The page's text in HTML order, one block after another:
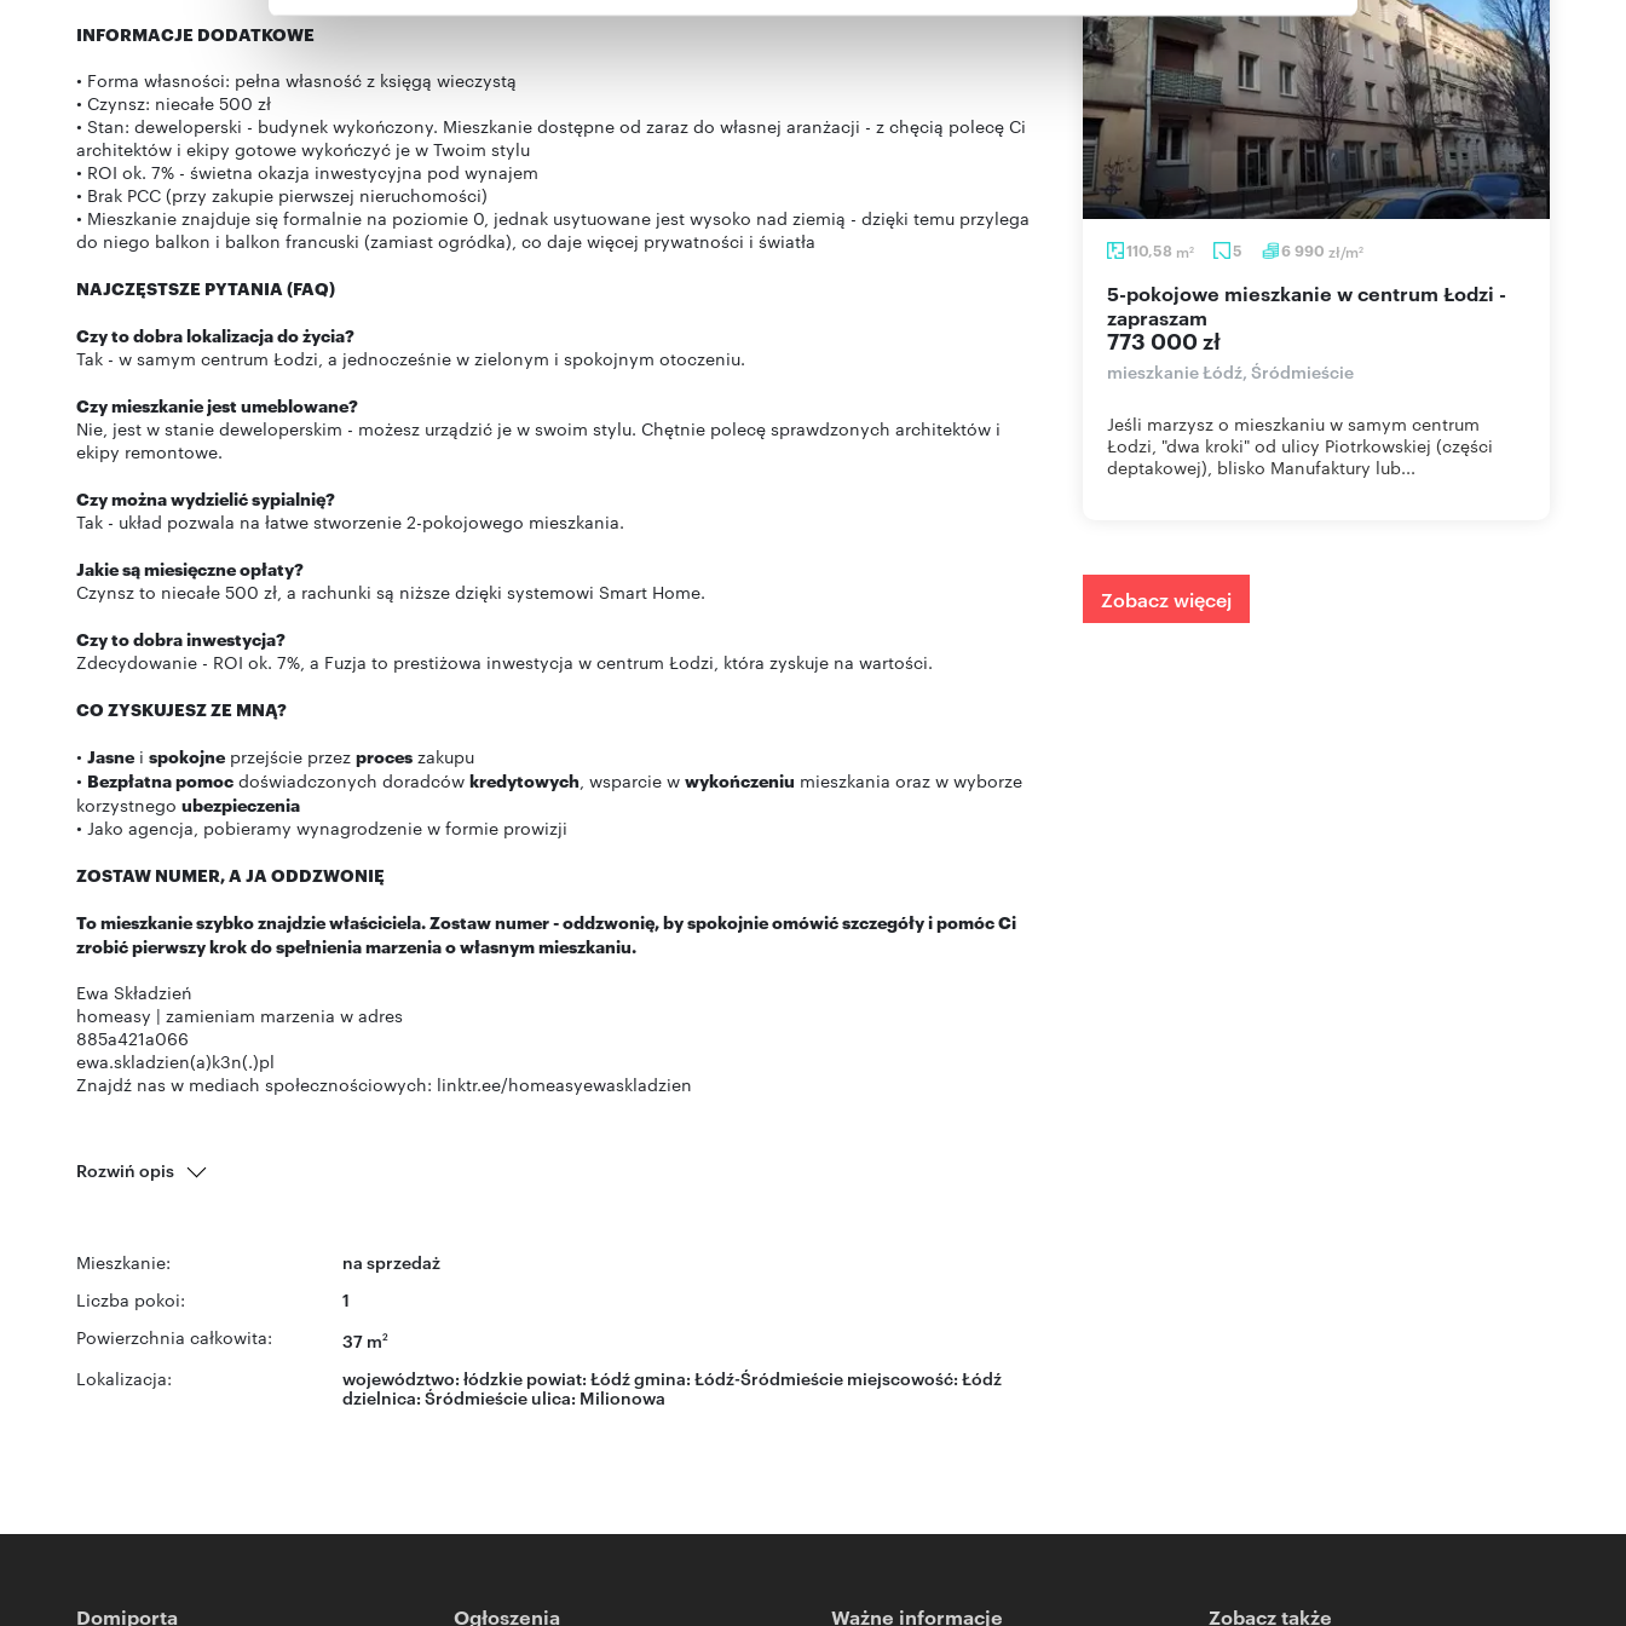
uzyskanymi podczas korzystania z ich usług.
INFORMACJE DODATKOWE
• Forma własności: pełna własność z księgą wieczystą
• Czynsz: niecałe 500 zł
• Stan: deweloperski - budynek wykończony. Mieszkanie dostępne od zaraz do własnej aranżacji - z chęcią polecę Ci
architektów i ekipy gotowe wykończyć je w Twoim stylu
• ROI ok. 7% - świetna okazja inwestycyjna pod wynajem
• Brak PCC (przy zakupie pierwszej nieruchomości)
• Mieszkanie znajduje się formalnie na poziomie 0, jednak usytuowane jest wysoko nad ziemią - dzięki temu przylega
do niego balkon i balkon francuski (zamiast ogródka), co daje więcej prywatności i światła
NAJCZĘSTSZE PYTANIA (FAQ)
Czy to dobra lokalizacja do życia?
Tak - w samym centrum Łodzi, a jednocześnie w zielonym i spokojnym otoczeniu.
Czy mieszkanie jest umeblowane?
Nie, jest w stanie deweloperskim - możesz urządzić je w swoim stylu. Chętnie polecę sprawdzonych architektów i
ekipy remontowe.
Czy można wydzielić sypialnię?
Tak - układ pozwala na łatwe stworzenie 2-pokojowego mieszkania.
Jakie są miesięczne opłaty?
Czynsz to niecałe 500 zł, a rachunki są niższe dzięki systemowi Smart Home.
Czy to dobra inwestycja?
Zdecydowanie - ROI ok. 7%, a Fuzja to prestiżowa inwestycja w centrum Łodzi, która zyskuje na wartości.
CO ZYSKUJESZ ZE MNĄ?
• Jasne i spokojne przejście przez proces zakupu
• Bezpłatna pomoc doświadczonych doradców kredytowych, wsparcie w wykończeniu mieszkania oraz w wyborze
korzystnego ubezpieczenia
• Jako agencja, pobieramy wynagrodzenie w formie prowizji
ZOSTAW NUMER, A JA ODDZWONIĘ
To mieszkanie szybko znajdzie właściciela. Zostaw numer - oddzwonię, by spokojnie omówić szczegóły i pomóc Ci
zrobić pierwszy krok do spełnienia marzenia o własnym mieszkaniu.
Ewa Składzień
homeasy | zamieniam marzenia w adres
885a421a066
ewa.skladzien(a)k3n(.)pl
Znajdź nas w mediach społecznościowych: linktr.ee/homeasyewaskladzien
Rozwiń opis
Mieszkanie: na sprzedaż
Liczba pokoi: 1
Powierzchnia całkowita: 37 m2
Lokalizacja: województwo: łódzkie powiat: Łódźgmina: Łódź-Śródmieście miejscowość: Łódź
dzielnica: Śródmieścieulica: Milionowa
110,58 m2 5 6 990 zł/m2
5-pokojowe mieszkanie w centrum Łodzi -
zapraszam
773 000 zł
mieszkanie Łódź, Śródmieście
Jeśli marzysz o mieszkaniu w samym centrum
Łodzi, "dwa kroki" od ulicy Piotrkowskiej (części
deptakowej), blisko Manufaktury lub...
Zobacz więcej
Domiporta Ogłoszenia Ważne informacje Zobacz także